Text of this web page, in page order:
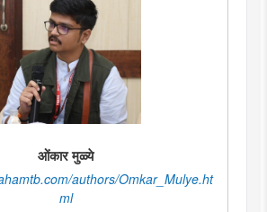
ओंकार मुळ्ये
authors/Omkar_Mulye.ht
ml